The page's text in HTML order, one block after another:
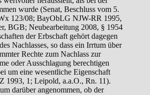
wurde (Senat, Beschluss vom 5.
123/08; BayObLG NJW-RR 1995,
BGB; Neubearbeitung 2008, § 1954
der Erbschaft gehört dagegen
Nachlasses, so dass ein Irrtum über
Rechte zum Nachlass zur
oder Ausschlagung berechtigen
um eine wesentliche Eigenschaft
1993, 1; Leipold, a.a.O., Rn. 11).
darüber angenommen, ob der